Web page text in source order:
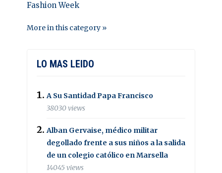
Fashion Week
More in this category »
LO MAS LEIDO
A Su Santidad Papa Francisco
38030 views
Alban Gervaise, médico militar
degollado frente a sus niños a la salida
de un colegio católico en Marsella
14045 views